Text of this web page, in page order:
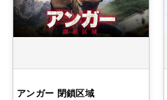
アンガー 閉鎖区域